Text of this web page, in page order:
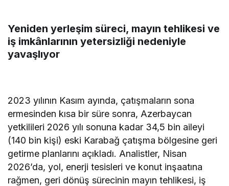
Yeniden yerleşim süreci, mayın tehlikesi ve
iş imkânlarının yetersizliği nedeniyle
yavaşlıyor
2023 yılının Kasım ayında, çatışmaların sona
ermesinden kısa bir süre sonra, Azerbaycan
yetkilileri 2026 yılı sonuna kadar 34,5 bin aileyi
(140 bin kişi) eski Karabağ çatışma bölgesine geri
getirme planlarını açıkladı. Analistler, Nisan
2026’da, yol, enerji tesisleri ve konut inşaatına
rağmen, geri dönüş sürecinin mayın tehlikesi, iş